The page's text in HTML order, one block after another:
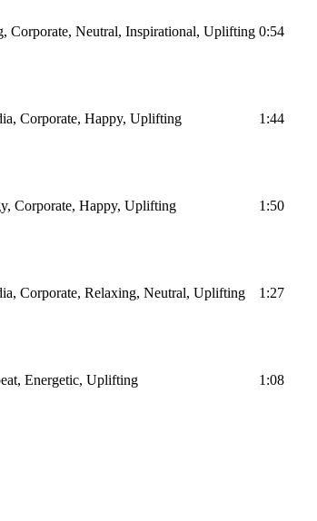
Corporate, Neutral, Inspirational, Uplifting 0:54
Corporate, Happy, Uplifting 1:44
Corporate, Happy, Uplifting 1:50
Corporate, Relaxing, Neutral, Uplifting 1:27
Energetic, Uplifting 1:08